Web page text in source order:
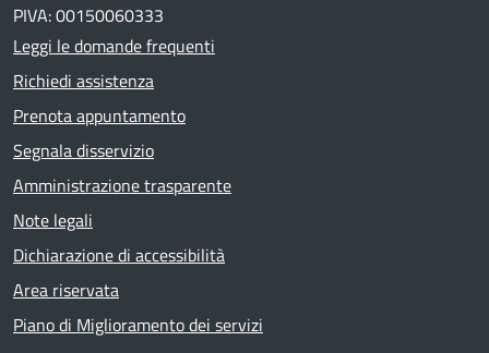
PIVA: 00150060333
Leggi le domande frequenti
Richiedi assistenza
Prenota appuntamento
Segnala disservizio
Amministrazione trasparente
Note legali
Dichiarazione di accessibilità
Area riservata
Piano di Miglioramento dei servizi